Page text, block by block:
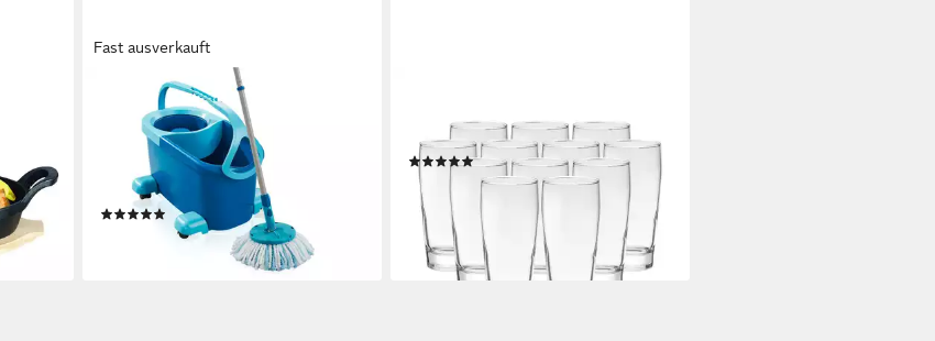
Fast ausverkauft
Wischmopp CLEAN TWIST Disc Mop
Ergo Mobile Wischmop-Set mit
Rollwagen, Drill-Stiel-Mechanik
Schleuder-Stopp 360-Kardangelenk
(3)
lieferbar - in 2-3 Werktagen bei dir
0,2 l 12er Set, 12-tlg., Glas
(1)
ab 14,69 €
lieferbar - in 2-3 Werktagen bei dir